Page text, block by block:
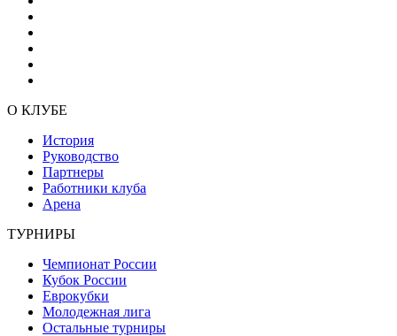
О КЛУБЕ
История
Руководство
Партнеры
Работники клуба
Арена
ТУРНИРЫ
Чемпионат России
Кубок России
Еврокубки
Молодежная лига
Остальные турниры